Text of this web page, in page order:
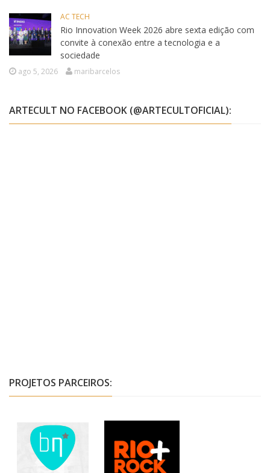
AC TECH
Rio Innovation Week 2026 abre sexta edição com
convite à conexão entre a tecnologia e a
sociedade
ago 5, 2026 maribarcelos
ARTECULT NO FACEBOOK (@ARTECULTOFICIAL):
PROJETOS PARCEIROS: